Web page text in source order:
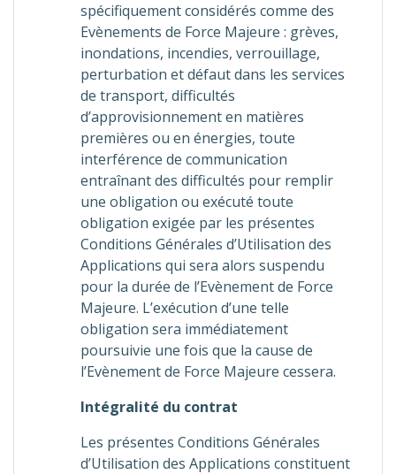
spécifiquement considérés comme des
Evènements de Force Majeure : grèves,
inondations, incendies, verrouillage,
perturbation et défaut dans les services
de transport, difficultés
d’approvisionnement en matières
premières ou en énergies, toute
interférence de communication
entraînant des difficultés pour remplir
une obligation ou exécuté toute
obligation exigée par les présentes
Conditions Générales d’Utilisation des
Applications qui sera alors suspendu
pour la durée de l’Evènement de Force
Majeure. L’exécution d’une telle
obligation sera immédiatement
poursuivie une fois que la cause de
l’Evènement de Force Majeure cessera.
Intégralité du contrat
Les présentes Conditions Générales
d’Utilisation des Applications constituent